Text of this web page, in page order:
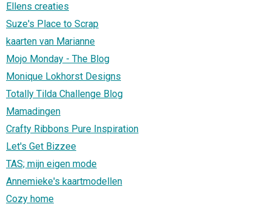
Ellens creaties
Suze's Place to Scrap
kaarten van Marianne
Mojo Monday - The Blog
Monique Lokhorst Designs
Totally Tilda Challenge Blog
Mamadingen
Crafty Ribbons Pure Inspiration
Let's Get Bizzee
TAS; mijn eigen mode
Annemieke's kaartmodellen
Cozy home